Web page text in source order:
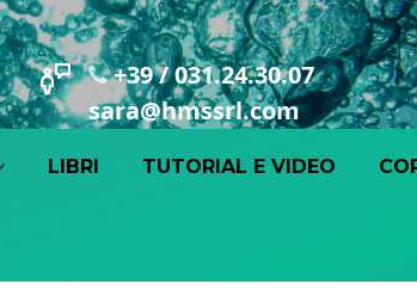
+39 / 031.24.30.07
sara@hmssrl.com
LIBRI TUTORIAL E VIDEO